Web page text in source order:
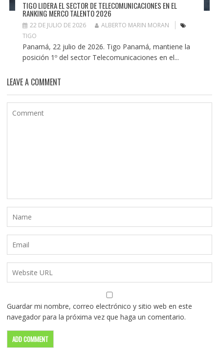
TIGO LIDERA EL SECTOR DE TELECOMUNICACIONES EN EL
RANKING MERCO TALENTO 2026
22 DE JULIO DE 2026
ALBERTO MARIN MORAN
TIGO
Panamá, 22 julio de 2026. Tigo Panamá, mantiene la
posición 1º del sector Telecomunicaciones en el...
LEAVE A COMMENT
Guardar mi nombre, correo electrónico y sitio web en este
navegador para la próxima vez que haga un comentario.